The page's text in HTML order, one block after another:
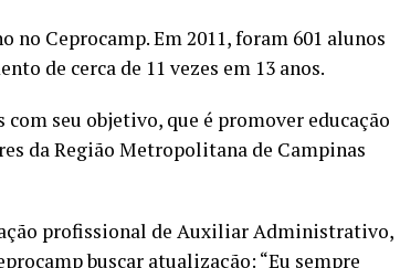
no Ceprocamp. Em 2011, foram 601 alunos
de cerca de 11 vezes em 13 anos.
seu objetivo, que é promover educação
da Região Metropolitana de Campinas
profissional de Auxiliar Administrativo,
buscar atualização: “Eu sempre